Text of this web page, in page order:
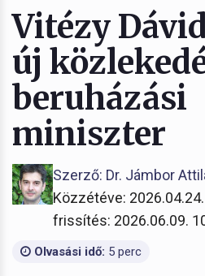
Vitézy
új
beruházási
miniszter
Szerző: Dr. Jámbor
Közzétéve:
frissítés: 2026.06.09.
Olvasási idő: 5 perc